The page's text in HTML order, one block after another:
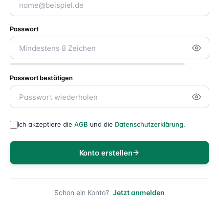
Passwort
Passwort bestätigen
Ich akzeptiere die AGB und die Datenschutzerklärung.
Konto erstellen
Schon ein Konto? Jetzt anmelden